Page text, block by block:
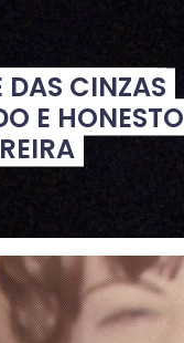
DAS CINZAS
E HONESTO